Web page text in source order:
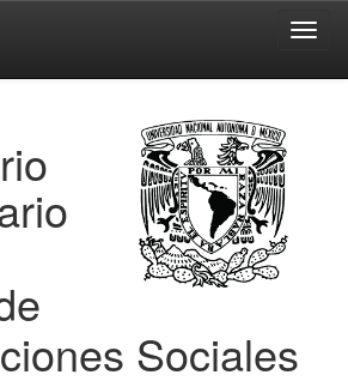
Sociales